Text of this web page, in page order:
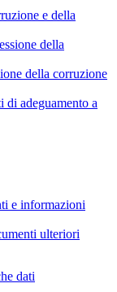
e della
della
della corruzione
adeguamento a
e informazioni
ulteriori
dati